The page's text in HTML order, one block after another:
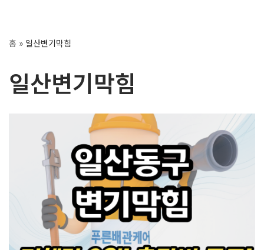
텐
로
건
홈 » 일산변기막힘
일산변기막힘